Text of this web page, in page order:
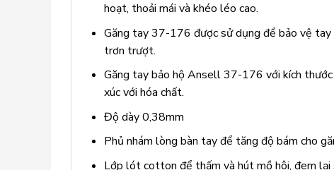
hoạt, thoải mái và khéo léo cao.
Găng tay 37-176 được sử dụng để bảo vệ tay
trơn trượt.
Găng tay bảo hộ Ansell 37-176 với kích
xúc với hóa chất.
Độ dày 0,38mm
Phủ nhám lòng bàn tay để tăng độ bám cho
Lớp lót cotton để thấm và hút mồ hôi, đem lại